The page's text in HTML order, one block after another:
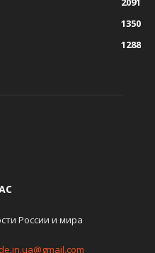
1350
1288
России и мира